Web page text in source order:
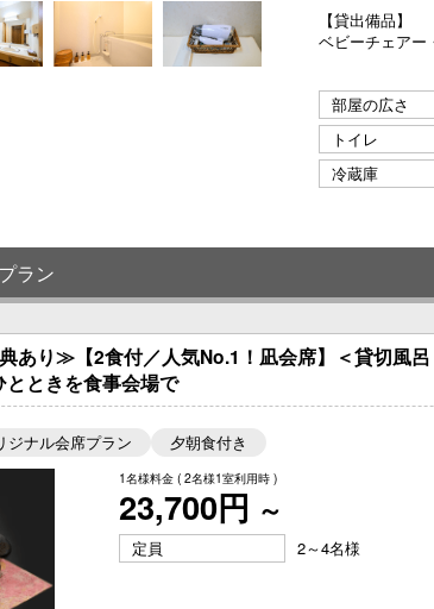
【貸出備品】
ベビーチェアー
部屋の広さ
トイレ
冷蔵庫
ラン
あり≫【2食付／人気No.1！凪会席】＜貸切風呂
ときを食事会場で
ジナル会席プラン 夕朝食付き
1名様料金 ( 2名様1室利用時 )
23,700円 ～
定員 2～4名様